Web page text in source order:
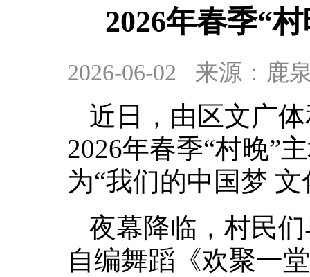
2026年春季“
2026-06-02 来源：鹿
近日，由区文广
2026年春季“村晚”
为“我们的中国梦
夜幕降临，村民
自编舞蹈《欢聚一